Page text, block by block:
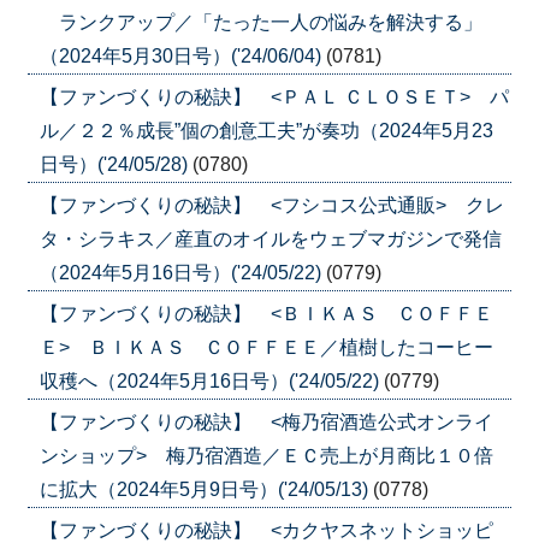
ランクアップ／「たった一人の悩みを解決する」
（2024年5月30日号）('24/06/04) (0781)
【ファンづくりの秘訣】 <ＰＡＬ ＣＬＯＳＥＴ> パ
ル／２２％成長”個の創意工夫”が奏功（2024年5月23
日号）('24/05/28) (0780)
【ファンづくりの秘訣】 <フシコス公式通販> クレ
タ・シラキス／産直のオイルをウェブマガジンで発信
（2024年5月16日号）('24/05/22) (0779)
【ファンづくりの秘訣】 <ＢＩＫＡＳ ＣＯＦＦＥ
Ｅ> ＢＩＫＡＳ ＣＯＦＦＥＥ／植樹したコーヒー
収穫へ（2024年5月16日号）('24/05/22) (0779)
【ファンづくりの秘訣】 <梅乃宿酒造公式オンライ
ンショップ> 梅乃宿酒造／ＥＣ売上が月商比１０倍
に拡大（2024年5月9日号）('24/05/13) (0778)
【ファンづくりの秘訣】 <カクヤスネットショッピ